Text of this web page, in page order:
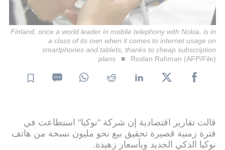
Finland, once a world leader in mobile telephony with Nokia, is in
a class of its own when it comes to internet usage on
smartphones and tablets, thanks to cheap subscription
plans
Roslan Rahman (AFP/File)
قالت تقارير اقتصادية إن شركة "نوكيا" استطاعت في
فترة زمنية قصيرة تحقيق بيع نحو مليون نسخة من هاتف
نوكيا الذكي الجديد وبأسعار زهيدة.